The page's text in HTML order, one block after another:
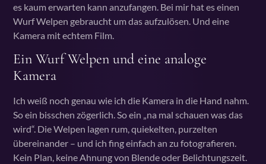
es kaum erwarten kann anzufangen. Bei mir hat es einen
Wurf Welpen gebraucht um das aufzulösen. Und eine
Kamera mit echtem Film.
Ein Wurf Welpen und eine analoge
Kamera
Ich weiß noch genau wie ich die Kamera in die Hand nahm.
So ein bisschen zögerlich. So ein „na mal schauen was das
wird“. Die Welpen lagen rum, quiekelten, purzelten
übereinander – und ich fing einfach an zu fotografieren.
Kein Plan, keine Ahnung von Blende oder Belichtungszeit.